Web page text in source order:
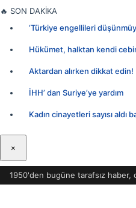
İçeriğe
🔥 SON DAKİKA
‘Türkiye engellileri
Hükümet, halktan kendi
Aktardan alırken dikkat edin!
İHH’ dan Suriye’ye yardım
Kadın cinayetleri sayısı aldı
×
1950'den bugüne tarafsız haber,